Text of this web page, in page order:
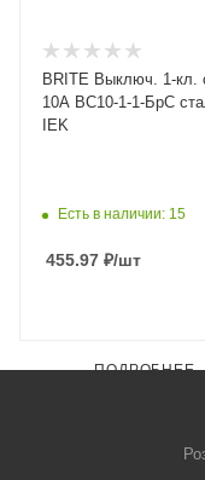
BRITE Выключ. 1-кл.
10А ВС10-1-1-БрС
IEK
Есть в наличии: 15
455.97 ₽/шт
ПОДРОБНЕЕ